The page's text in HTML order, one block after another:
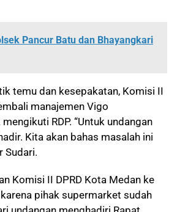
Pancur Batu dan Bhayangkari
temu dan kesepakatan, Komisi II
manajemen Vigo
RDP. “Untuk undangan
Kita akan bahas masalah ini
Sudari.
Komisi II DPRD Kota Medan ke
pihak supermarket sudah